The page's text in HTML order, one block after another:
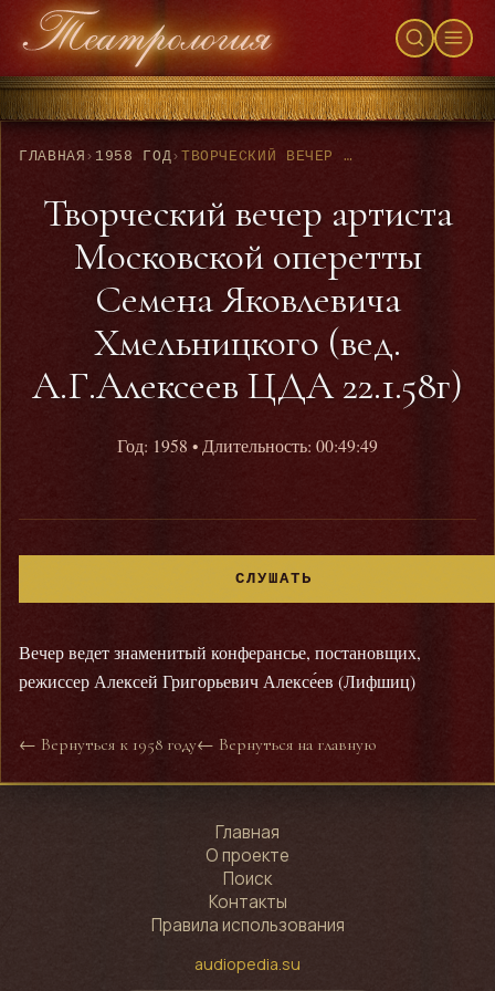
ГЛАВНАЯ › 1958 ГОД› ТВОРЧЕСКИЙ ВЕЧЕР АРТИСТА МОСКОВСКОЙ ОПЕРЕТТЫ СЕМЕНА ЯКОВЛЕВИЧА ХМЕЛЬНИЦКОГО (ВЕД. А.Г.АЛЕКСЕЕВ ЦДА 22.1.58Г)
Творческий вечер артиста
Московской оперетты
Семена Яковлевича
Хмельницкого (вед.
А.Г.Алексеев ЦДА 22.1.58г)
Год: 1958 • Длительность: 00:49:49
СЛУШАТЬ
Вечер ведет знаменитый конферансье, постановщих,
режиссер Алексей Григорьевич Алексе́ев (Лифшиц)
← Вернуться к 1958 году← Вернуться на главную
Главная
О проекте
Поиск
Контакты
Правила использования
audiopedia.su